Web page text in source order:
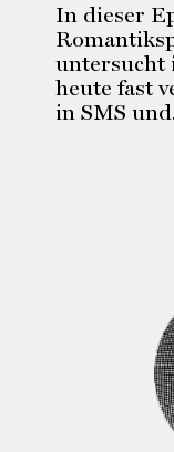
In dieser
untersucht
heute fast
in SMS